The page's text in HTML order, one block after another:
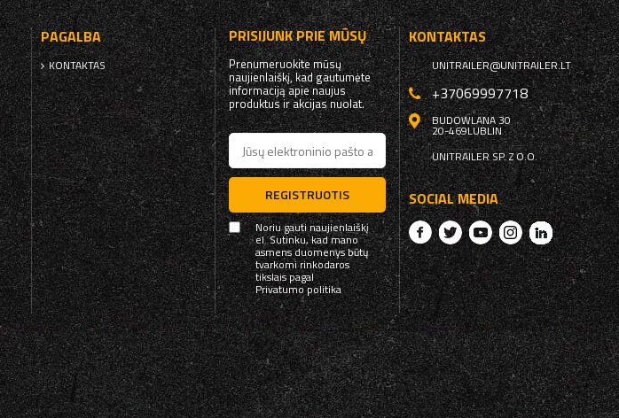
PAGALBA
KONTAKTAS
PRISIJUNK PRIE MŪSŲ
Prenumeruokite mūsų
naujienlaiškį, kad gautumėte
informaciją apie naujus
produktus ir akcijas nuolat.
REGISTRUOTIS
Noriu gauti naujienlaiškį
el. Sutinku, kad mano
asmens duomenys būtų
tvarkomi rinkodaros
tikslais pagal
Privatumo politika
KONTAKTAS
UNITRAILER@UNITRAILER.LT
+37069997718
BUDOWLANA 30
20-469LUBLIN
UNITRAILER SP. Z O.O.
SOCIAL MEDIA